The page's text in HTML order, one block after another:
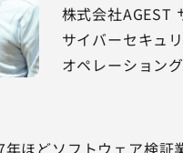
株式会社AGEST
サイバーセキュ
オペレーション
ほどソフトウェア検証